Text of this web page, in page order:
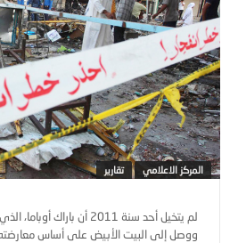
المركز الاعلامي تقارير
لم يتخيل أحد سنة 2011 أن
ووصل إلى البيت الأبيض على أساس معارضته